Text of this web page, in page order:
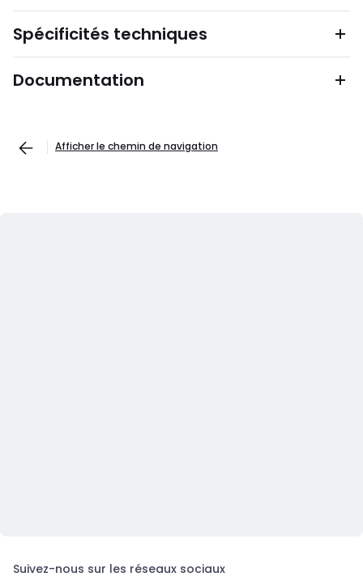
Spécificités techniques
Documentation
Afficher le chemin de navigation
Suivez-nous sur les réseaux sociaux